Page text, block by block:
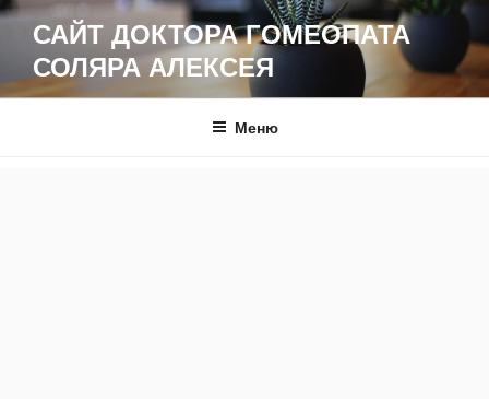
Перейти
содержимому
САЙТ ДОКТОРА ГОМЕОПАТА
СОЛЯРА АЛЕКСЕЯ
Меню